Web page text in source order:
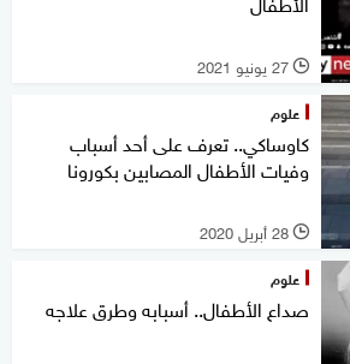
l 27 يونيو 2021
علوم
كاوساكي.. تعرف على أحد أسباب
وفيات الأطفال المصابين بكورونا
l 28 أبريل 2020
علوم
صداع الأطفال.. أسبابه وطرق علاجه